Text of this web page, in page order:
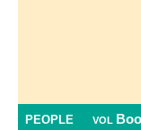
PEOPLE VOL